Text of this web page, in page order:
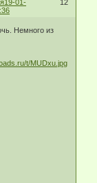
12
19-01-
Немного из